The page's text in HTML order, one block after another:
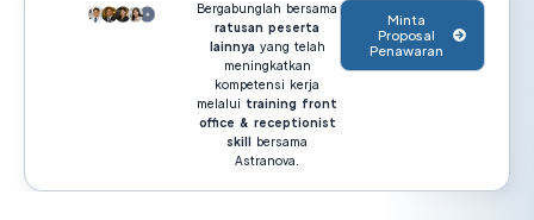
Bergabunglah bersama
ratusan peserta
lainnya yang telah
meningkatkan
kompetensi kerja
melalui training front
office & receptionist
skill
bersama
Astranova.
Minta
Proposal
Penawaran